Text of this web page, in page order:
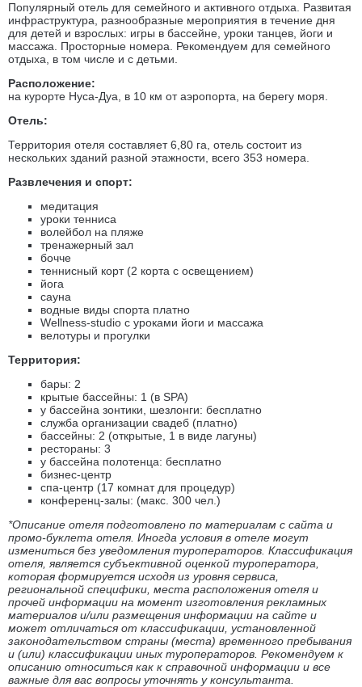
Популярный отель для семейного и активного отдыха. Развитая
инфраструктура, разнообразные мероприятия в течение дня
для детей и взрослых: игры в бассейне, уроки танцев, йоги и
массажа. Просторные номера. Рекомендуем для семейного
отдыха, в том числе и с детьми.
Расположение:
на курорте Нуса-Дуа, в 10 км от аэропорта, на берегу моря.
Отель:
Территория отеля составляет 6,80 га, отель состоит из
нескольких зданий разной этажности, всего 353 номера.
Развлечения и спорт:
медитация
уроки тенниса
волейбол на пляже
тренажерный зал
бочче
теннисный корт (2 корта с освещением)
йога
сауна
водные виды спорта платно
Wellness-studio с уроками йоги и массажа
велотуры и прогулки
Территория:
бары: 2
крытые бассейны: 1 (в SPA)
у бассейна зонтики, шезлонги: бесплатно
служба организации свадеб (платно)
бассейны: 2 (открытые, 1 в виде лагуны)
рестораны: 3
у бассейна полотенца: бесплатно
бизнес-центр
спа-центр (17 комнат для процедур)
конференц-залы: (макс. 300 чел.)
*Описание отеля подготовлено по материалам с сайта и
промо-буклета отеля. Иногда условия в отеле могут
измениться без уведомления туроператоров. Классификация
отеля, является субъективной оценкой туроператора,
которая формируется исходя из уровня сервиса,
региональной специфики, места расположения отеля и
прочей информации на момент изготовления рекламных
материалов и/или размещения информации на сайте и
может отличаться от классификации, установленной
законодательством страны (места) временного пребывания
и (или) классификации иных туроператоров. Рекомендуем к
описанию относиться как к справочной информации и все
важные для вас вопросы уточнять у консультанта.